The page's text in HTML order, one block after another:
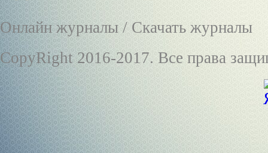
Онлайн журналы / Скачать журналы
CopyRight 2016-2017. Все права